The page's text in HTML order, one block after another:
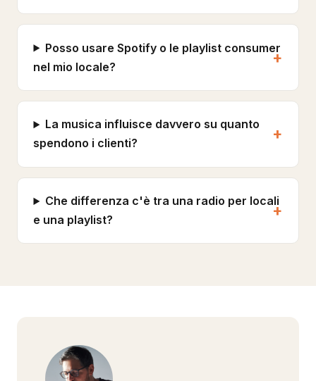
Posso usare Spotify o le playlist consumer
nel mio locale?
La musica influisce davvero su quanto
spendono i clienti?
Che differenza c'è tra una radio per locali
e una playlist?